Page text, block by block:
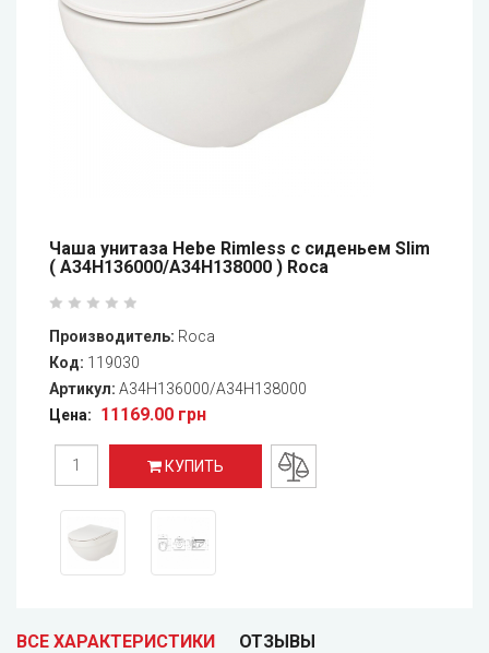
Чаша унитаза Hebe Rimless с сиденьем Slim
( A34H136000/A34H138000 ) Roca
Производитель: Roca
Код: 119030
Артикул: A34H136000/A34H138000
Цена:
11169.00 грн
КУПИТЬ
ВСЕ ХАРАКТЕРИСТИКИ ОТЗЫВЫ